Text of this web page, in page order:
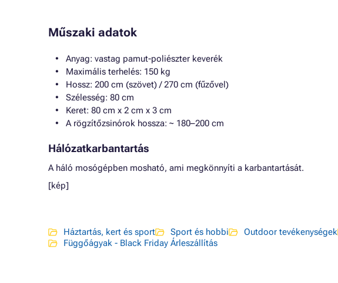
Műszaki adatok
Anyag: vastag pamut-poliészter keverék
Maximális terhelés: 150 kg
Hossz: 200 cm (szövet) / 270 cm (fűzővel)
Szélesség: 80 cm
Keret: 80 cm x 2 cm x 3 cm
A rögzítőzsinórok hossza: ~ 180–200 cm
Hálózatkarbantartás
A háló mosógépben mosható, ami megkönnyíti a karbantartását.
[kép]
Háztartás, kert és sport Sport és hobbi Outdoor tevékenységek
Függőágyak - Black Friday Árleszállítás